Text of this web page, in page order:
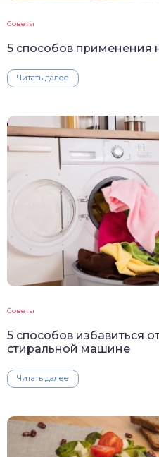
Советы
5 способов применения
Читать далее
Советы
5 способов избавиться
стиральной машине
Читать далее